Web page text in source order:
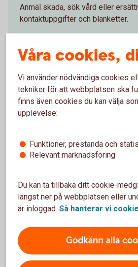
Anmäl skada, sök vård eller
kontaktuppgifter och blanketter.
Försäkringsgivare
Tre Kronor Försäkring AB
Pensionssparande
Våra cookies,
Vi använder nödvändiga cookies
tekniker för att webbplatsen ska
finns även cookies du kan välja
upplevelse:
Funktioner, prestanda och
Relevant marknadsföring
Du kan ta tillbaka ditt cookie-
längst ner på webbplatsen eller
är inloggad. Så hanterar vi
Godkänn alla